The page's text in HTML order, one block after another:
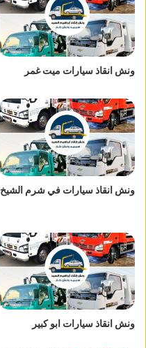
ونش انقاذ سيارات ميت غمر
ونش انقاذ سيارات في شرم الشيخ
ونش انقاذ سيارات ابو كبير